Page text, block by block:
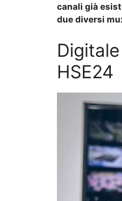
canali già
due diversi
HSE24